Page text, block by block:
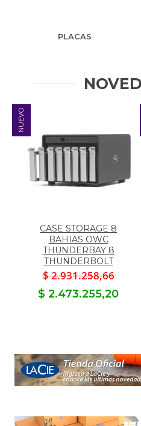
PLACAS
NUEVO
CASE STORAGE 8
BAHIAS OWC
THUNDERBAY 8
THUNDERBOLT
$ 2.931.258,66
$ 2.473.255,20